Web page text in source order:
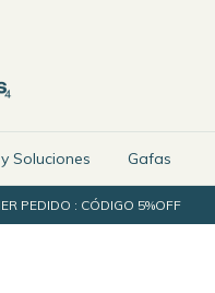
Soluciones Gafas
PEDIDO : CÓDIGO 5%OFF